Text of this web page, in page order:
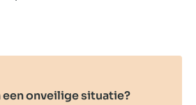
een onveilige situatie?